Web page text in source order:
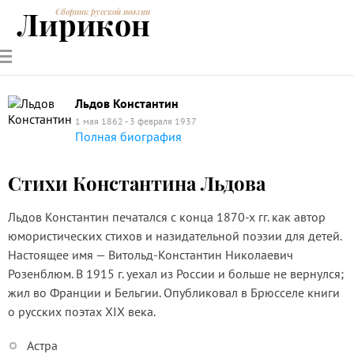
РУССКИЕ
ПОЭТЫ
СОВРЕМЕННИКИЭНЦИКЛОПЕДИЯ
ПОЭЗИИ
Сборник русской поэзии
Лирикон
Льдов Константин
1 мая 1862 - 3 февраля 1937
Полная биография
Стихи Константина Льдова
Льдов Константин печатался с конца 1870-х гг. как автор
юмористических стихов и назидательной поэзии для детей.
Настоящее имя — Витольд-Константин Николаевич
Розенблюм. В 1915 г. уехал из России и больше не вернулся;
жил во Франции и Бельгии. Опубликовал в Брюсселе книги
о русских поэтах XIX века.
Астра